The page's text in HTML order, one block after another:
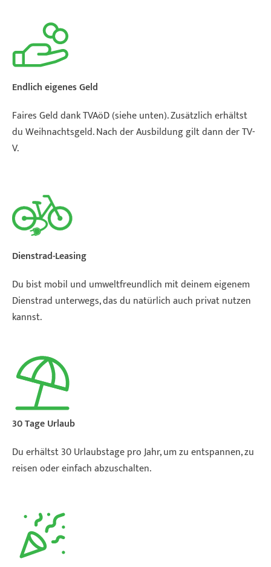
Endlich eigenes Geld
Faires Geld dank TVAöD (siehe unten). Zusätzlich erhältst
du Weihnachtsgeld. Nach der Ausbildung gilt dann der TV-
V.
Dienstrad-Leasing
Du bist mobil und umweltfreundlich mit deinem eigenem
Dienstrad unterwegs, das du natürlich auch privat nutzen
kannst.
30 Tage Urlaub
Du erhältst 30 Urlaubstage pro Jahr, um zu entspannen, zu
reisen oder einfach abzuschalten.